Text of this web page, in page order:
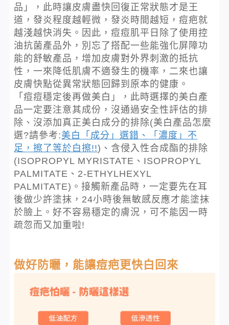
品」，此時讓皮膚盡快回復正常狀態才是王
道，發炎程度越輕微，發炎時間越短，痘疤就
越淺越快消失。因此，痘痘肌平日除了使用控
油抗菌產品外，別忘了搭配一些能強化屏障功
能的舒敏產品，增加皮膚對外界刺激的抵抗
性，一來降低肌膚不適發生的機率，二來也讓
皮膚快點從異常狀態回歸到原本的健康。
「痘痘穩定後再做美白」，此時選擇的美白產
品一定要注意其成份，沒通過安全性評估的排
除、沒添加真正美白成分的排除(美白產品怎麼
選?請參考:美白「成分」選錯、「濃度」不
足，擦了等於白擦!!)、含侵入性合成酯的排除
(ISOPROPYL MYRISTATE、ISOPROPYL
PALMITATE、2-ETHYLHEXYL
PALMITATE)。接觸新產品時，一定要先在耳
後做少許塗抹，24小時後無敏感反應才能塗抹
於臉上。好不容易穩定的膚況，可不能因一時
疏忽而又加重啦!
做好防曬，能讓痘疤更快白回來